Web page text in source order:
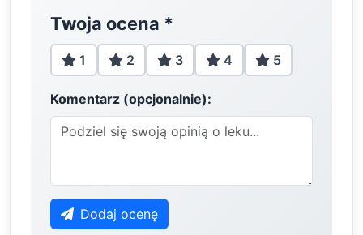
Twoja ocena *
1 2 3 4 5
Komentarz (opcjonalnie):
Dodaj ocenę